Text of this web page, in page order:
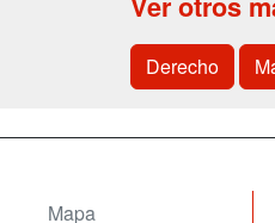
Derecho
Mapa